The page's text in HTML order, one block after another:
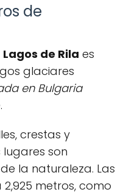
de
Lagos de Rila es
glaciares
en Bulgaria
crestas y
lugares son
la naturaleza. Las
metros, como